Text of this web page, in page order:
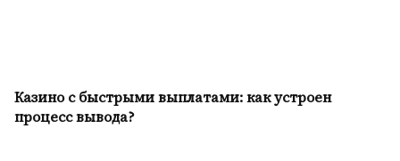
Казино с быстрыми выплатами: как устроен
процесс вывода?